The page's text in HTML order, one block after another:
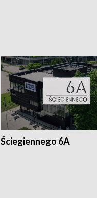
Ściegiennego 6A